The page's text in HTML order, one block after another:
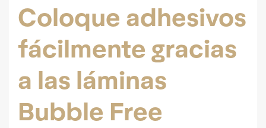
Coloque adhesivos
fácilmente gracias
a las láminas
Bubble Free